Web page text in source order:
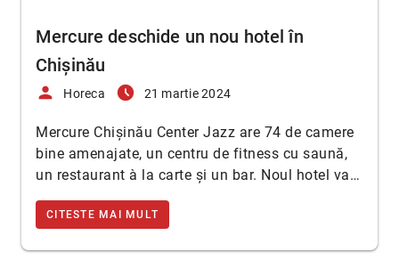
Mercure deschide un nou hotel în
Chișinău
person Horeca access_time_filled 21 martie 2024
Mercure Chișinău Center Jazz are 74 de camere
bine amenajate, un centru de fitness cu saună,
un restaurant à la carte și un bar. Noul hotel va…
CITESTE MAI MULT